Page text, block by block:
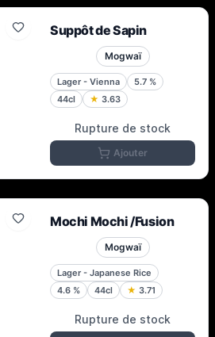
Suppôt de Sapin
Mogwaï
Lager - Vienna 5.7 %
44cl
★ 3.63
Rupture de stock
Ajouter
Mochi Mochi /Fusion
Mogwaï
Lager - Japanese Rice
4.6 % 44cl ★ 3.71
Rupture de stock